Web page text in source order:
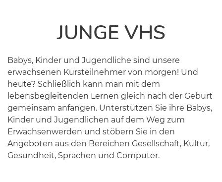
JUNGE VHS
Babys, Kinder und Jugendliche sind unsere
erwachsenen Kursteilnehmer von morgen! Und
heute? Schließlich kann man mit dem
lebensbegleitenden Lernen gleich nach der Geburt
gemeinsam anfangen. Unterstützen Sie ihre Babys,
Kinder und Jugendlichen auf dem Weg zum
Erwachsenwerden und stöbern Sie in den
Angeboten aus den Bereichen Gesellschaft, Kultur,
Gesundheit, Sprachen und Computer.